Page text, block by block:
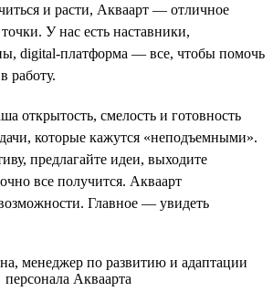
и расти, Акваарт — отличное
У нас есть наставники,
digital-платформа — все, чтобы помочь
работу.
открытость, смелость и готовность
которые кажутся «неподъемными».
предлагайте идеи, выходите
все получится. Акваарт
Главное — увидеть